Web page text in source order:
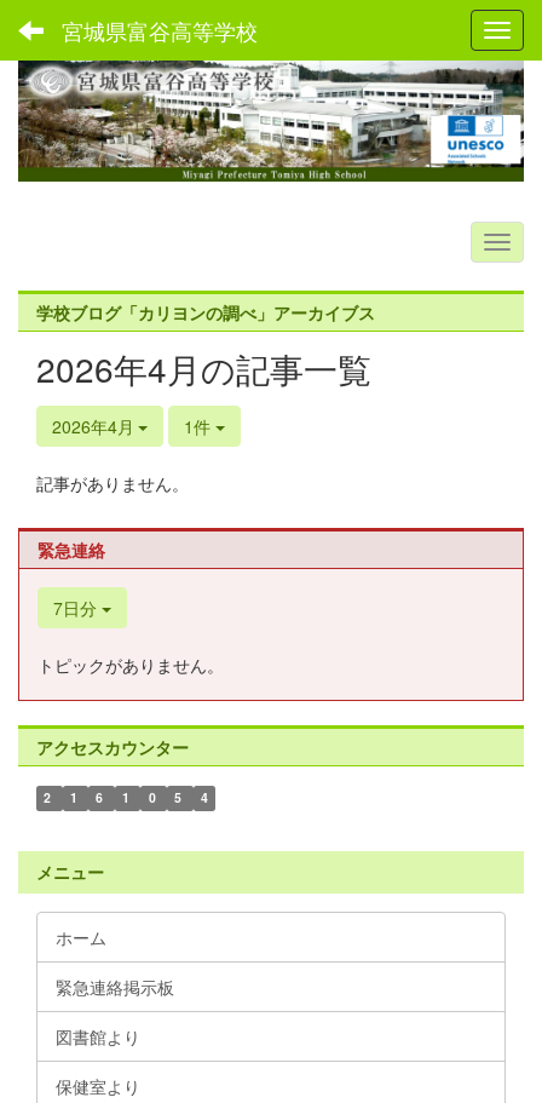
宮城県富谷高等学校
学校ブログ「カリヨンの調べ」アーカイブス
2026年4月の記事一覧
2026年4月 1件
記事がありません。
緊急連絡
7日分
トピックがありません。
アクセスカウンター
2 1 6 1 0 5 4
メニュー
ホーム
緊急連絡掲示板
図書館より
保健室より